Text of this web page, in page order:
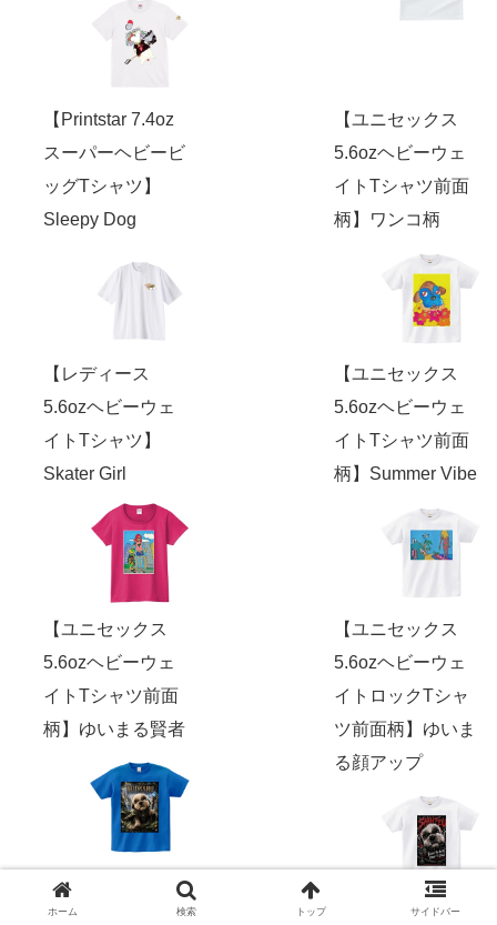
【Printstar 7.4oz
スーパーヘビービ
ッグTシャツ】
Sleepy Dog
【ユニセックス
5.6ozヘビーウェ
イトTシャツ前面
柄】ワンコ柄
【レディース
5.6ozヘビーウェ
イトTシャツ】
Skater Girl
【ユニセックス
5.6ozヘビーウェ
イトTシャツ前面
柄】Summer Vibe
【ユニセックス
5.6ozヘビーウェ
イトTシャツ前面
柄】ゆいまる賢者
【ユニセックス
5.6ozヘビーウェ
イトロックTシャ
ツ前面柄】ゆいま
る顔アップ
【ユニセックス 【ユニセックス
ホーム 検索 トップ サイドバー